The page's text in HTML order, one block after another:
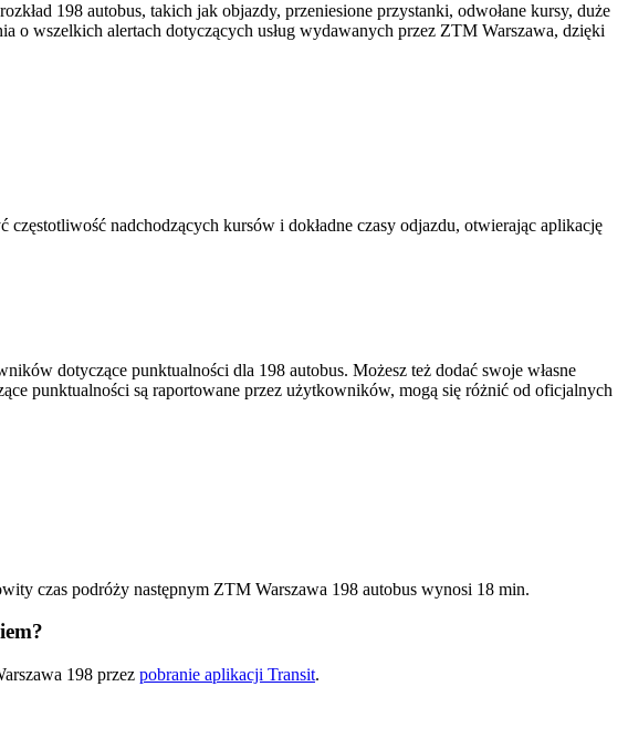
198 autobus, takich jak objazdy, przeniesione przystanki, odwołane kursy, duże
o wszelkich alertach dotyczących usług wydawanych przez ZTM Warszawa, dzięki
częstotliwość nadchodzących kursów i dokładne czasy odjazdu, otwierając aplikację
dotyczące punktualności dla 198 autobus. Możesz też dodać swoje własne
punktualności są raportowane przez użytkowników, mogą się różnić od oficjalnych
czas podróży następnym ZTM Warszawa 198 autobus wynosi 18 min.
198 przez pobranie aplikacji Transit.